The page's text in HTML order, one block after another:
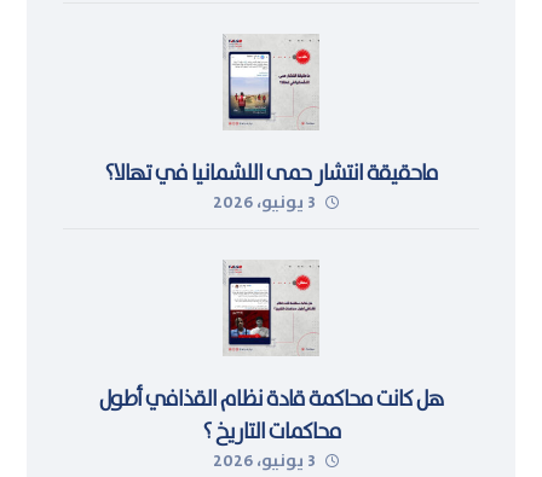
ماحقيقة انتشار حمى اللشمانيا في تهالا؟
3 يونيو، 2026
هل كانت محاكمة قادة نظام القذافي أطول
محاكمات التاريخ ؟
3 يونيو، 2026